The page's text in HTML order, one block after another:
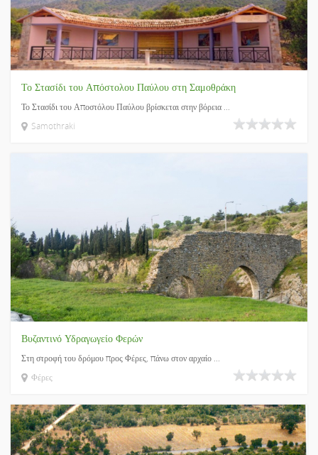
Το Στασίδι του Απόστολου Παύλου στη Σαμοθράκη
Το Στασίδι του Αποστόλου Παύλου βρίσκεται στην βόρεια ...
Samothraki
Βυζαντινό Υδραγωγείο Φερών
Στη στροφή του δρόμου προς Φέρες, πάνω στον αρχαίο ...
Φέρες